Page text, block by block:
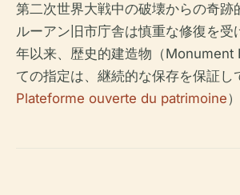
第二次世界大戦中の破壊からの奇跡
ルーアン旧市庁舎は慎重な修復を受
年以来、歴史的建造物（Monument
ての指定は、継続的な保存を保証し
Plateforme ouverte du patrimoine